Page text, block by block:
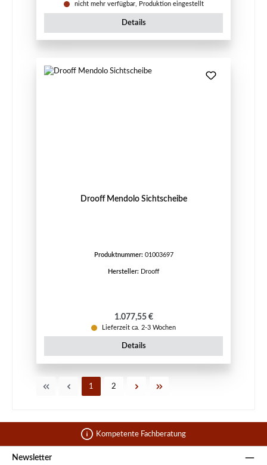
nicht mehr verfügbar, Produktion eingestellt
Details
Drooff Mendolo Sichtscheibe
Produktnummer: 01003697
Hersteller: Drooff
Regulärer Preis:
1.077,55 €
Lieferzeit ca. 2-3 Wochen
Details
Seite
1 Seite
2
Kompetente Fachberatung
Newsletter